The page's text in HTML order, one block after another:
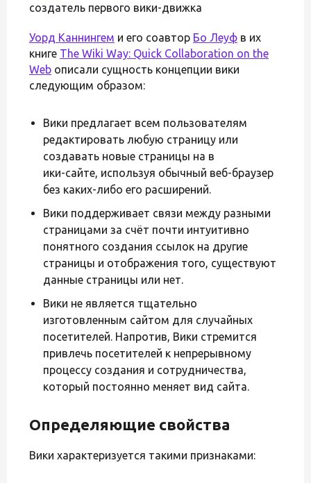
создатель первого вики-движка
Уорд Каннингем и его соавтор Бо Леуф в их
книге The Wiki Way: Quick Collaboration on the
Web описали сущность концепции вики
следующим образом:
Вики предлагает всем пользователям
редактировать любую страницу или
создавать новые страницы на в
ики-сайте, используя обычный веб-браузер
без каких-либо его расширений.
Вики поддерживает связи между разными
страницами за счёт почти интуитивно
понятного создания ссылок на другие
страницы и отображения того, существуют
данные страницы или нет.
Вики не является тщательно
изготовленным сайтом для случайных
посетителей. Напротив, Вики стремится
привлечь посетителей к непрерывному
процессу создания и сотрудничества,
который постоянно меняет вид сайта.
Определяющие свойства
Вики характеризуется такими признаками: